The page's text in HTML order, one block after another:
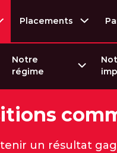
Placements
Notre
régime
un résultat